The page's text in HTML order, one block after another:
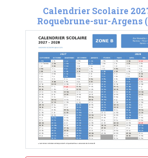
Calendrier Scolaire
Roquebrune-sur-Argens